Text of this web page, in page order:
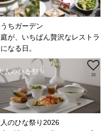
ちガーデン
が、いちばん贅沢なレストラ
なる日。
23
のひな祭り2026